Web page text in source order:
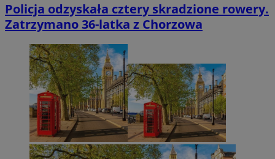
Policja odzyskała cztery skradzione rowery.
Zatrzymano 36-latka z Chorzowa